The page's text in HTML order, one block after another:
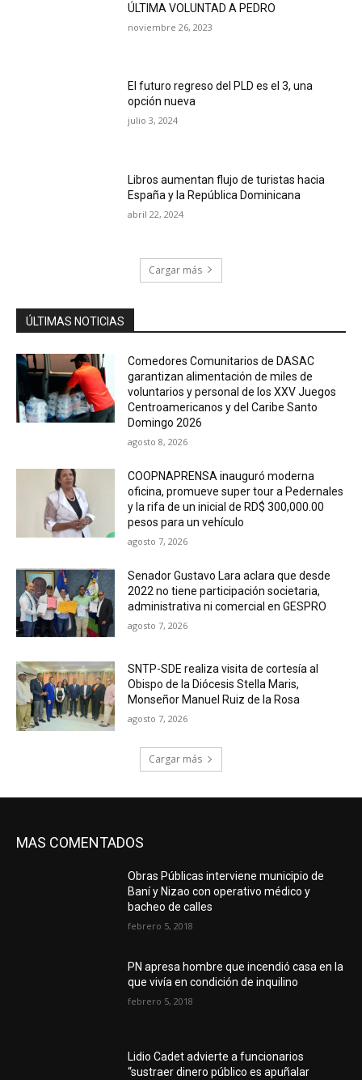
ÚLTIMA VOLUNTAD A PEDRO
noviembre 26, 2023
El futuro regreso del PLD es el 3, una
opción nueva
julio 3, 2024
Libros aumentan flujo de turistas hacia
España y la República Dominicana
abril 22, 2024
Cargar más
ÚLTIMAS NOTICIAS
Comedores Comunitarios de DASAC
garantizan alimentación de miles de
voluntarios y personal de los XXV Juegos
Centroamericanos y del Caribe Santo
Domingo 2026
agosto 8, 2026
COOPNAPRENSA inauguró moderna
oficina, promueve super tour a Pedernales
y la rifa de un inicial de RD$ 300,000.00
pesos para un vehículo
agosto 7, 2026
Senador Gustavo Lara aclara que desde
2022 no tiene participación societaria,
administrativa ni comercial en GESPRO
agosto 7, 2026
SNTP-SDE realiza visita de cortesía al
Obispo de la Diócesis Stella Maris,
Monseñor Manuel Ruiz de la Rosa
agosto 7, 2026
Cargar más
MAS COMENTADOS
Obras Públicas interviene municipio de
Baní y Nizao con operativo médico y
bacheo de calles
febrero 5, 2018
PN apresa hombre que incendió casa en la
que vivía en condición de inquilino
febrero 5, 2018
Lidio Cadet advierte a funcionarios
“sustraer dinero público es apuñalar